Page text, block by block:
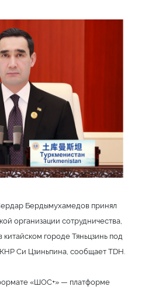
Бердымухамедов принял
организации сотрудничества,
городе Тяньцзинь под
Си Цзиньпина, сообщает TDH.
«ШОС+» — платформе